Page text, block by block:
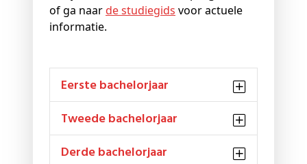
of ga naar de studiegids voor actuele
informatie.
Eerste bachelorjaar
Tweede bachelorjaar
Derde bachelorjaar